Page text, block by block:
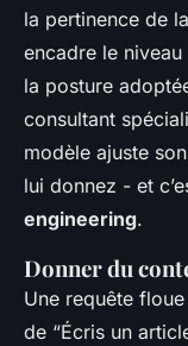
la pertinence de
encadre le
la posture
consultant
modèle ajuste
lui donnez - et
engineering.
Donner du
Une requête
de “Écris un